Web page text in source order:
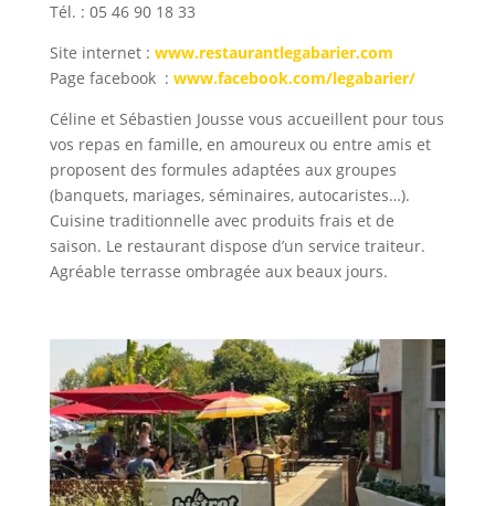
Tél. : 05 46 90 18 33
Site internet : www.restaurantlegabarier.com
Page facebook : www.facebook.com/legabarier/
Céline et Sébastien Jousse vous accueillent pour tous
vos repas en famille, en amoureux ou entre amis et
proposent des formules adaptées aux groupes
(banquets, mariages, séminaires, autocaristes…).
Cuisine traditionnelle avec produits frais et de
saison. Le restaurant dispose d’un service traiteur.
Agréable terrasse ombragée aux beaux jours.